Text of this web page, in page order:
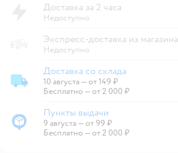
Доставка за 2 часа
Недоступно
Экспресс-доставка из магазина
Недоступно
Доставка со склада
Доставка со склада
10 августа—от 149 ₽
Бесплатно — от 2 000 ₽
Пункты выдачи
Пункты выдачи
9 августа—от 99 ₽
Бесплатно — от 2 000 ₽